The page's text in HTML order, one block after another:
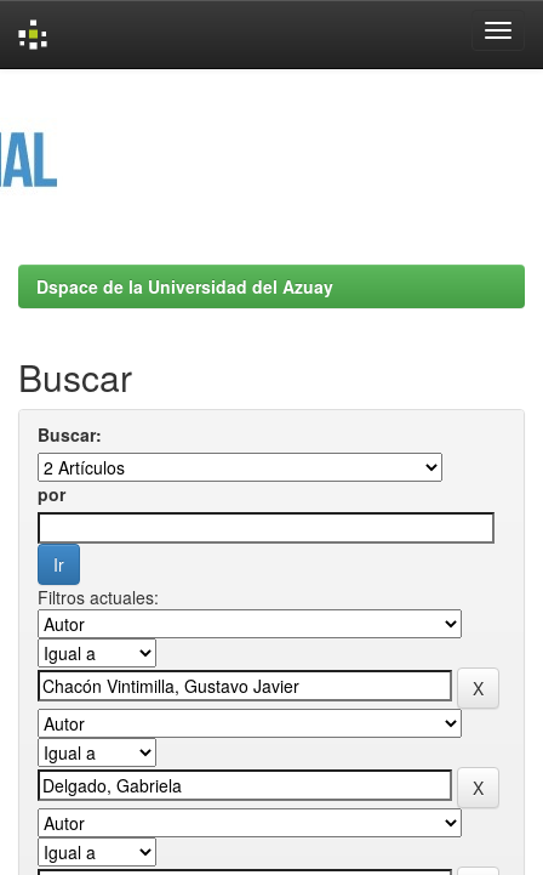
Dspace de la Universidad del Azuay
Buscar
Buscar:
por
Filtros actuales: